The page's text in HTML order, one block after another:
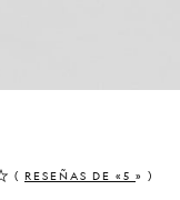
( RESEÑAS DE «5 » )